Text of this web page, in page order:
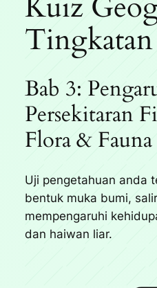
Bab 3:
Persekitaran
Flora & Fauna
Uji pengetahuan anda
bentuk muka bumi,
mempengaruhi
dan haiwan liar.